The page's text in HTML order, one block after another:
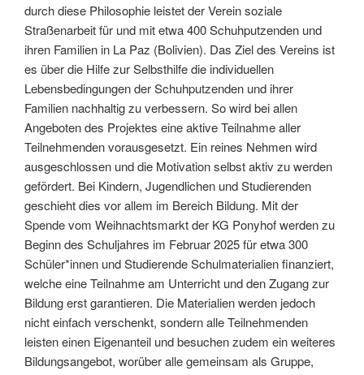
durch diese Philosophie leistet der Verein soziale
Straßenarbeit für und mit etwa 400 Schuhputzenden und
ihren Familien in La Paz (Bolivien). Das Ziel des Vereins ist
es über die Hilfe zur Selbsthilfe die individuellen
Lebensbedingungen der Schuhputzenden und ihrer
Familien nachhaltig zu verbessern. So wird bei allen
Angeboten des Projektes eine aktive Teilnahme aller
Teilnehmenden vorausgesetzt. Ein reines Nehmen wird
ausgeschlossen und die Motivation selbst aktiv zu werden
gefördert. Bei Kindern, Jugendlichen und Studierenden
geschieht dies vor allem im Bereich Bildung. Mit der
Spende vom Weihnachtsmarkt der KG Ponyhof werden zu
Beginn des Schuljahres im Februar 2025 für etwa 300
Schüler*innen und Studierende Schulmaterialien finanziert,
welche eine Teilnahme am Unterricht und den Zugang zur
Bildung erst garantieren. Die Materialien werden jedoch
nicht einfach verschenkt, sondern alle Teilnehmenden
leisten einen Eigenanteil und besuchen zudem ein weiteres
Bildungsangebot, worüber alle gemeinsam als Gruppe,